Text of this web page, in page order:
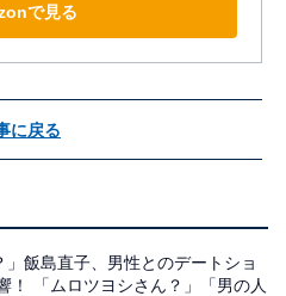
で見る
に戻る
」飯島直子、男性とのデートショ
！ 「ムロツヨシさん？」「男の人